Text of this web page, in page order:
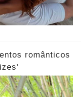
românticos